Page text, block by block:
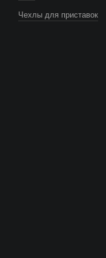
Чехлы для приставок